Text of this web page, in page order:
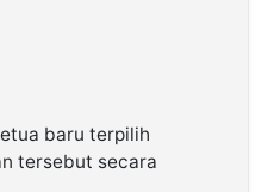
baru terpilih
tersebut secara